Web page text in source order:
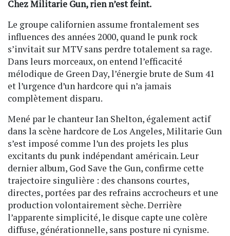
Chez Militarie Gun, rien n’est feint.
Le groupe californien assume frontalement ses
influences des années 2000, quand le punk rock
s’invitait sur MTV sans perdre totalement sa rage.
Dans leurs morceaux, on entend l’efficacité
mélodique de Green Day, l’énergie brute de Sum 41
et l’urgence d’un hardcore qui n’a jamais
complètement disparu.
Mené par le chanteur Ian Shelton, également actif
dans la scène hardcore de Los Angeles, Militarie Gun
s’est imposé comme l’un des projets les plus
excitants du punk indépendant américain. Leur
dernier album, God Save the Gun, confirme cette
trajectoire singulière : des chansons courtes,
directes, portées par des refrains accrocheurs et une
production volontairement sèche. Derrière
l’apparente simplicité, le disque capte une colère
diffuse, générationnelle, sans posture ni cynisme.